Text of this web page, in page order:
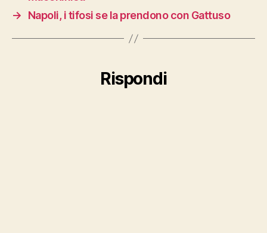
→
Napoli, i tifosi se la prendono con Gattuso
Rispondi